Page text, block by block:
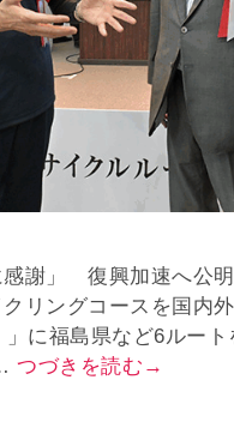
感謝」 復興加速へ公
リングコースを国内
に福島県など6ルー
…つづきを読む→